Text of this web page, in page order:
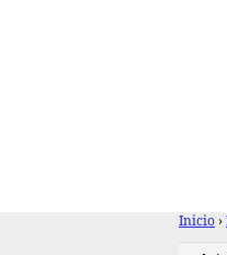
Inicio ›